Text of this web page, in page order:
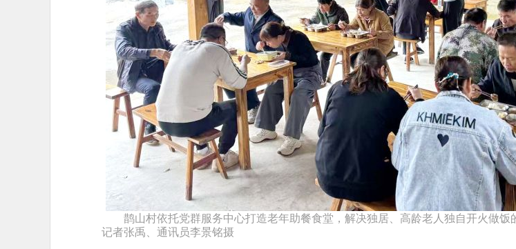
鹊山村依托党群服务中心打造老年助餐食堂，解决独居、高龄老人独自开火做饭
记者张禹、通讯员李景铭摄